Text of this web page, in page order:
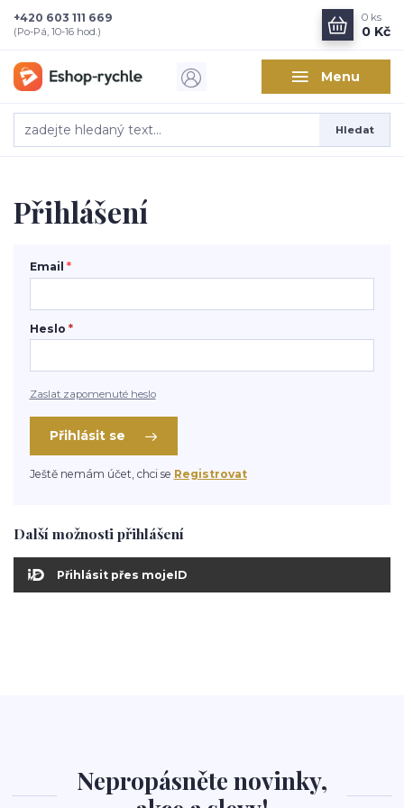
Menu
Hledat
+420 603 111 669
(Po-Pá, 10-16 hod.)
0 ks
0 Kč
Přihlášení
Email *
Heslo *
Zaslat zapomenuté heslo
Přihlásit se
Ještě nemám účet, chci se Registrovat
Další možnosti přihlášení
Přihlásit přes mojeID
Nepropásněte novinky,